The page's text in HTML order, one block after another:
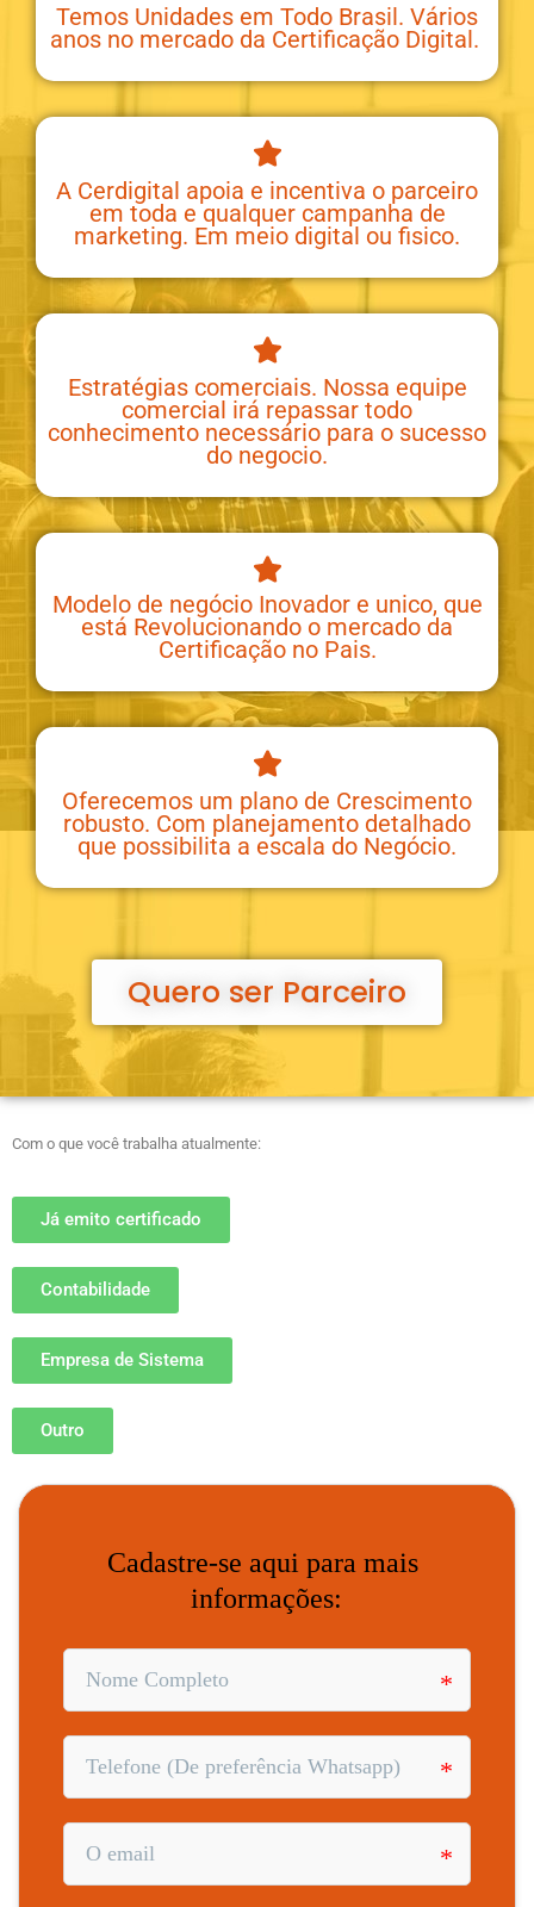
Temos Unidades em Todo Brasil. Vários
anos no mercado da Certificação Digital.
A Cerdigital apoia e incentiva o parceiro
em toda e qualquer campanha de
marketing. Em meio digital ou fisico.
Estratégias comerciais. Nossa equipe
comercial irá repassar todo
conhecimento necessário para o sucesso
do negocio.
Modelo de negócio Inovador e unico, que
está Revolucionando o mercado da
Certificação no Pais.
Oferecemos um plano de Crescimento
robusto. Com planejamento detalhado
que possibilita a escala do Negócio.
Quero ser Parceiro
Com o que você trabalha atualmente:
Já emito certificado
Contabilidade
Empresa de Sistema
Outro